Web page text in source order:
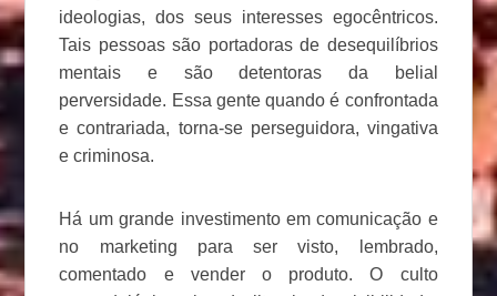
ideologias, dos seus interesses egocêntricos.
Tais pessoas são portadoras de desequilíbrios
mentais e são detentoras da belial
perversidade. Essa gente quando é confrontada
e contrariada, torna-se perseguidora, vingativa
e criminosa.
Há um grande investimento em comunicação e
no marketing para ser visto, lembrado,
comentado e vender o produto. O culto